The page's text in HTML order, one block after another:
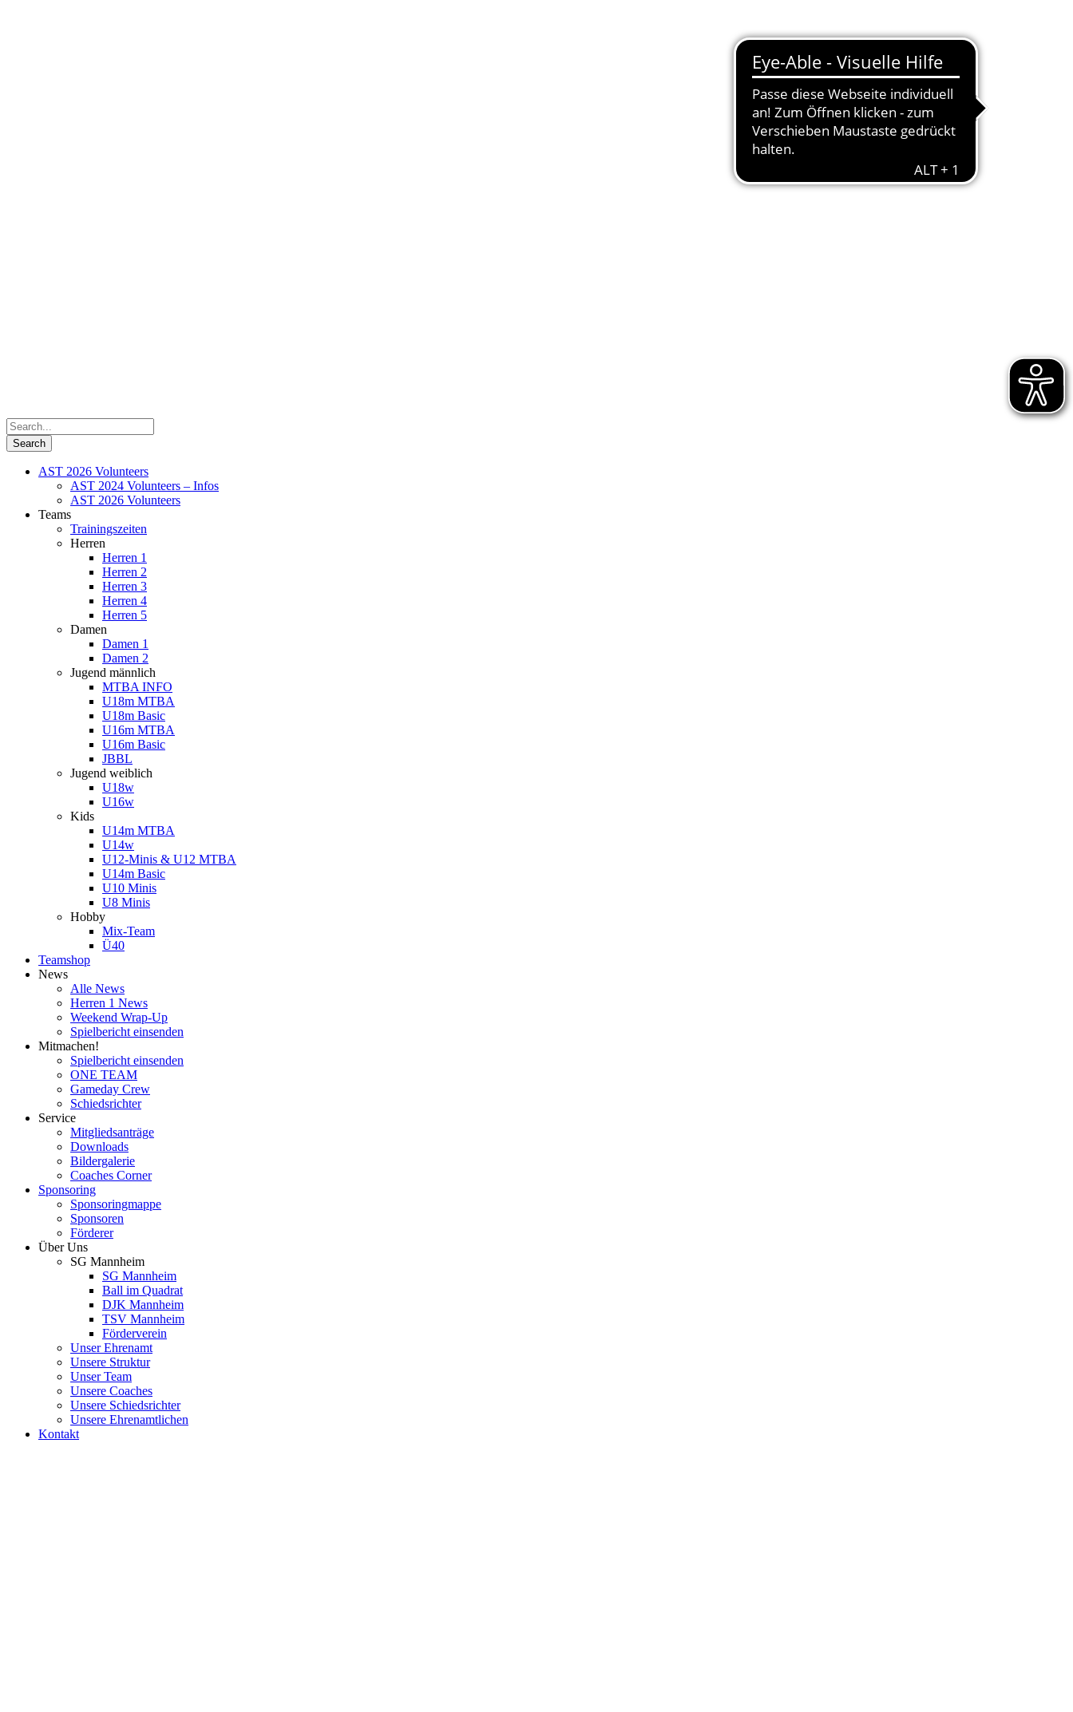
AST 2026 Volunteers
AST 2024 Volunteers – Infos
AST 2026 Volunteers
Teams
Trainingszeiten
Herren
Herren 1
Herren 2
Herren 3
Herren 4
Herren 5
Damen
Damen 1
Damen 2
Jugend männlich
MTBA INFO
U18m MTBA
U18m Basic
U16m MTBA
U16m Basic
JBBL
Jugend weiblich
U18w
U16w
Kids
U14m MTBA
U14w
U12-Minis & U12 MTBA
U14m Basic
U10 Minis
U8 Minis
Hobby
Mix-Team
Ü40
Teamshop
News
Alle News
Herren 1 News
Weekend Wrap-Up
Spielbericht einsenden
Mitmachen!
Spielbericht einsenden
ONE TEAM
Gameday Crew
Schiedsrichter
Service
Mitgliedsanträge
Downloads
Bildergalerie
Coaches Corner
Sponsoring
Sponsoringmappe
Sponsoren
Förderer
Über Uns
SG Mannheim
SG Mannheim
Ball im Quadrat
DJK Mannheim
TSV Mannheim
Förderverein
Unser Ehrenamt
Unsere Struktur
Unser Team
Unsere Coaches
Unsere Schiedsrichter
Unsere Ehrenamtlichen
Kontakt